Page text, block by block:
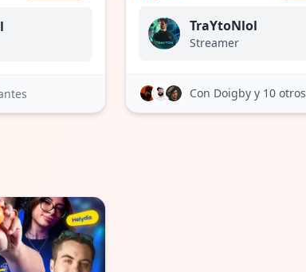
TraYtoNlol
Streamer
Con Doigby y 10 otros